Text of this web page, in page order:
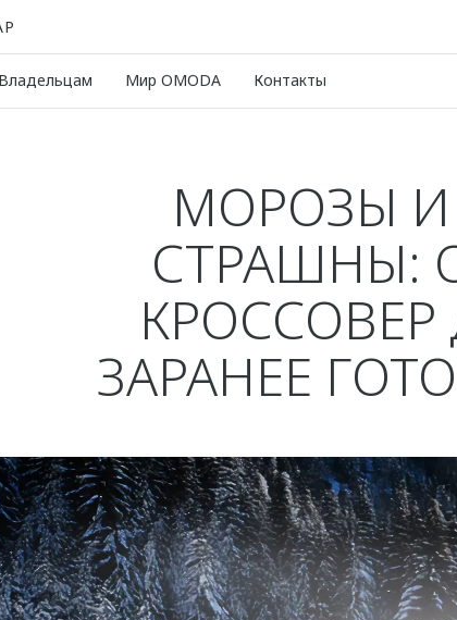
Владельцам Мир OMODA Контакты
МОРОЗЫ И
СТРАШНЫ:
КРОССОВЕР
ЗАРАНЕЕ